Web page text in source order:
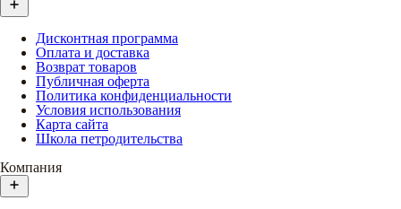
Дисконтная программа
Оплата и доставка
Возврат товаров
Публичная оферта
Политика конфиденциальности
Условия использования
Карта сайта
Школа петродительства
Компания